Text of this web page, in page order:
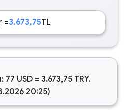
=3.673,75TL
77 USD = 3.673,75 TRY.
20:25)